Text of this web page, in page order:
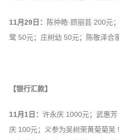
11月29日：
陈仲皓·顾丽芸 200元
鹭 50元；庄树幼 50元；陈敬泽合
【银行汇款】
11月1日： 许永庆 1000元；武惠
庆 100元；义参为吴树荣黄菊菊